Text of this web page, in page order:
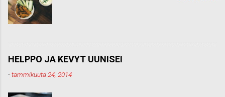
HELPPO JA KEVYT UUNISEI
-tammikuuta 24, 2014